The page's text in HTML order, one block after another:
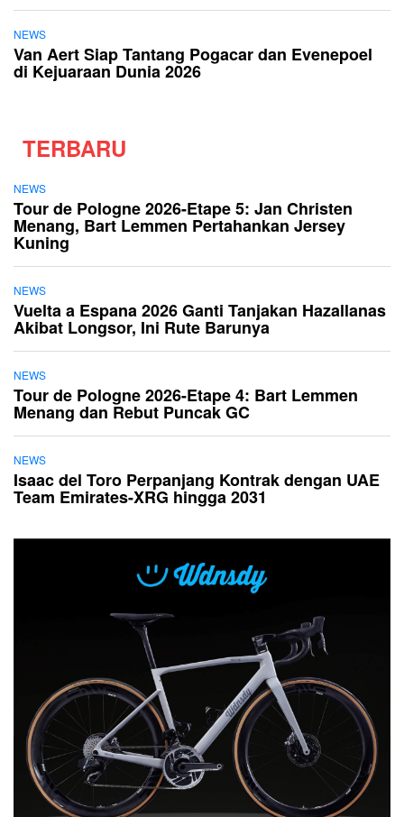
NEWS
Van Aert Siap Tantang Pogacar dan Evenepoel
di Kejuaraan Dunia 2026
TERBARU
NEWS
Tour de Pologne 2026-Etape 5: Jan Christen
Menang, Bart Lemmen Pertahankan Jersey
Kuning
NEWS
Vuelta a Espana 2026 Ganti Tanjakan Hazallanas
Akibat Longsor, Ini Rute Barunya
NEWS
Tour de Pologne 2026-Etape 4: Bart Lemmen
Menang dan Rebut Puncak GC
NEWS
Isaac del Toro Perpanjang Kontrak dengan UAE
Team Emirates-XRG hingga 2031